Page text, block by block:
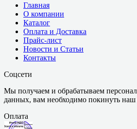
Главная
О компании
Каталог
Оплата и Доставка
Прайс-лист
Новости и Статьи
Контакты
Соцсети
Мы получаем и обрабатываем
данных, вам необходимо покинуть наш
Оплата